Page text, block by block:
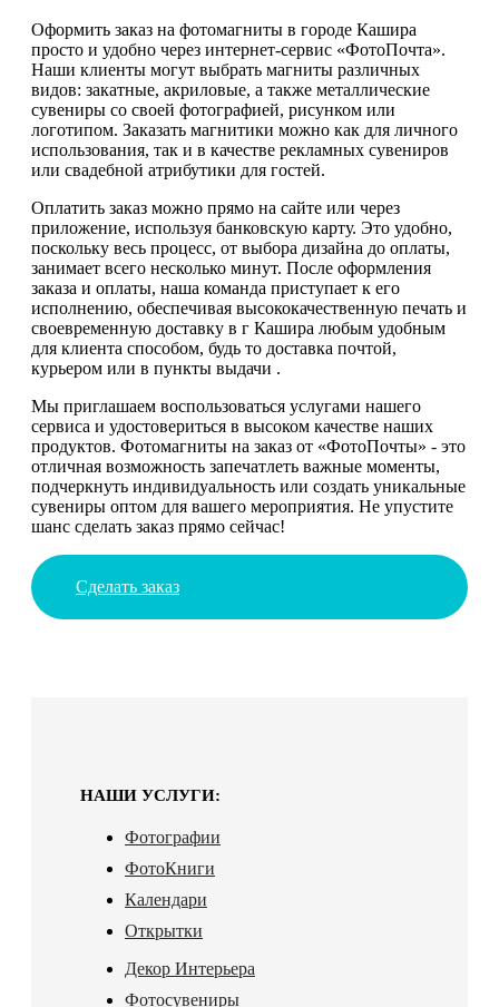
Оформить заказ на фотомагниты в городе Кашира
просто и удобно через интернет-сервис «ФотоПочта».
Наши клиенты могут выбрать магниты различных
видов: закатные, акриловые, а также металлические
сувениры со своей фотографией, рисунком или
логотипом. Заказать магнитики можно как для личного
использования, так и в качестве рекламных сувениров
или свадебной атрибутики для гостей.
Оплатить заказ можно прямо на сайте или через
приложение, используя банковскую карту. Это удобно,
поскольку весь процесс, от выбора дизайна до оплаты,
занимает всего несколько минут. После оформления
заказа и оплаты, наша команда приступает к его
исполнению, обеспечивая высококачественную печать и
своевременную доставку в г Кашира любым удобным
для клиента способом, будь то доставка почтой,
курьером или в пункты выдачи .
Мы приглашаем воспользоваться услугами нашего
сервиса и удостовериться в высоком качестве наших
продуктов. Фотомагниты на заказ от «ФотоПочты» - это
отличная возможность запечатлеть важные моменты,
подчеркнуть индивидуальность или создать уникальные
сувениры оптом для вашего мероприятия. Не упустите
шанс сделать заказ прямо сейчас!
Сделать заказ
НАШИ УСЛУГИ:
Фотографии
ФотоКниги
Календари
Открытки
Декор Интерьера
Фотосувениры